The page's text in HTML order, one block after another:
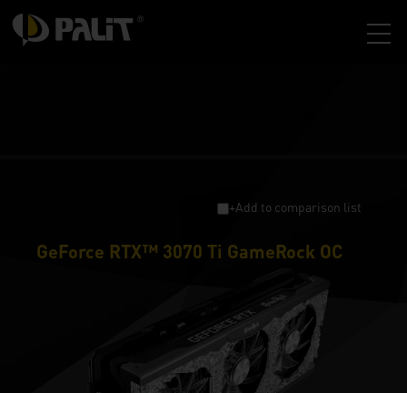
+Add to comparison list
GeForce RTX™ 3070 Ti GameRock OC